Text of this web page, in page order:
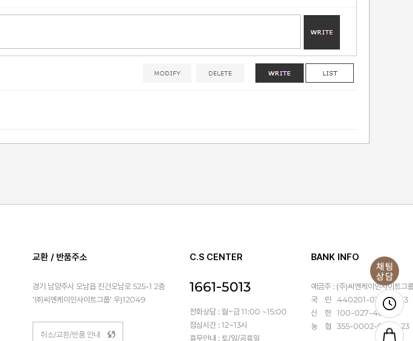
교환 / 반품주소
경기 남양주시 오남읍 진건오남로 525-1 2층
'㈜씨엔케이인사이트그룹' 우)12049
취소/교환/반품 안내
C.S CENTER
1661-5013
전화상담 : 월~금 11:00 ~15:00
점심시간 : 12~13시
휴무안내 : 토/일/공휴일
BANK INFO
예금주 : (주)씨엔케이인사이트그
국 민 440201-01-367143
신 한 100-027-486931
농 협 355-0002-6470-23